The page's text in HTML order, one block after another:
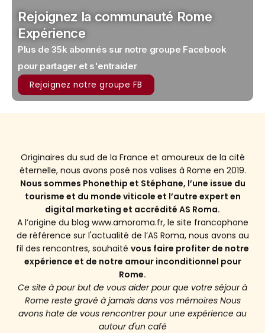
Rejoignez la communauté Rome
Expérience
Plus de 35k abonnés sur notre groupe Facebook
pour partager et s'entraider
Rejoignez notre groupe FB
Originaires du sud de la France et amoureux de la cité
éternelle, nous avons posé nos valises à Rome en 2019.
Nous sommes Phonethip et Stéphane, l’une issue du
tourisme et du monde viticole et l’autre expert en
digital marketing et accrédité AS Roma.
A l’origine du blog www.amoroma.fr, le site francophone
de référence sur l'actualité de l’AS Roma, nous avons au
fil des rencontres, souhaité vous faire profiter de notre
expérience et de notre amour inconditionnel pour
Rome.
Ce site à pour but de vous aider pour que votre séjour à
Rome reste gravé à jamais dans vos mémoires Nous
avons hate de vous rencontrer pour une expérience au
autour d'un café